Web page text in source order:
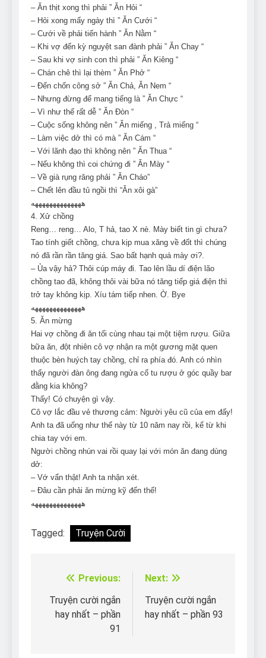
– Ăn thịt xong thì phải ” Ăn Hỏi “
– Hỏi xong mấy ngày thì ” Ăn Cưới “
– Cưới về phải tiến hành ” Ăn Nằm “
– Khi vợ đến kỳ nguyệt san đành phải ” Ăn Chay “
– Sau khi vợ sinh con thì phải ” Ăn Kiêng “
– Chán chê thì lại thèm ” Ăn Phở “
– Đến chốn công sở ” Ăn Chả, Ăn Nem “
– Nhưng đừng để mang tiếng là ” Ăn Chực “
– Vì như thế rất dễ ” Ăn Đòn “
– Cuộc sống không nên ” Ăn miếng , Trả miếng “
– Làm việc dở thì có mà ” Ăn Cám “
– Với lãnh đạo thì không nên ” Ăn Thua “
– Nếu không thì coi chứng đi ” Ăn Mày “
– Về già rụng răng phải ” Ăn Cháo”
– Chết lên đầu tủ ngồi thì “Ăn xôi gà”
ههههههههههههههه
4. Xử chồng
Reng… reng… Alo, T hả, tao X nè. Mày biết tin gì chưa?
Tao tính giết chồng, chưa kịp mua xăng về đốt thì chúng
nó đã rần rần tăng giá. Sao bất hạnh quá mày ơi?.
– Ủa vậy hả? Thôi cúp máy đi. Tao lên lầu dí điện lão
chồng tao đã, không thôi vài bữa nó tăng tiếp giá điện thì
trở tay không kịp. Xíu tám tiếp nhen. Ờ. Bye
ههههههههههههههه
5. Ăn mừng
Hai vợ chồng đi ăn tối cùng nhau tại một tiệm rượu. Giữa
bữa ăn, đột nhiên cô vợ nhận ra một gương mặt quen
thuộc bèn huých tay chồng, chỉ ra phía đó. Anh có nhìn
thấy người đàn ông đang ngửa cổ tu rượu ở góc quầy bar
đằng kia không?
Thấy! Có chuyện gì vậy.
Cô vợ lắc đầu vẻ thương cảm: Người yêu cũ của em đấy!
Anh ta đã uống như thế này từ 10 năm nay rồi, kể từ khi
chia tay với em.
Người chồng nhún vai rồi quay lại với món ăn đang dùng
dở:
– Vớ vẩn thật! Anh ta nhận xét.
– Đâu cần phải ăn mừng kỹ đến thế!
ههههههههههههههه
Tagged: Truyện Cười
Điều
hướng
Previous:
Truyện cười ngắn
hay nhất – phần
91
Next:
Truyện cười ngắn
hay nhất – phần 93